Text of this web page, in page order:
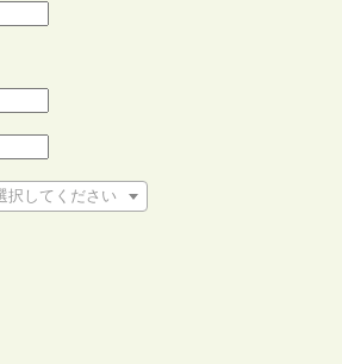
択してください
ください